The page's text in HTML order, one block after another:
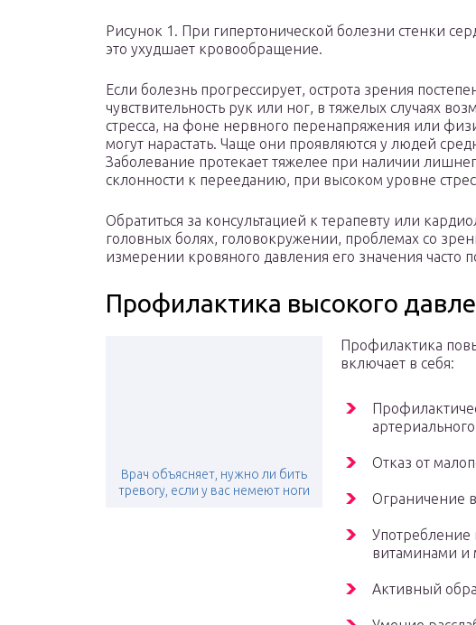
Рисунок 1. При гипертонической болезни стенки
это ухудшает кровообращение.
Если болезнь прогрессирует, острота зрения
чувствительность рук или ног, в тяжелых случаях
стресса, на фоне нервного перенапряжения или
могут нарастать. Чаще они проявляются у людей
Заболевание протекает тяжелее при наличии
склонности к перееданию, при высоком уровне
Обратиться за консультацией к терапевту или
головных болях, головокружении, проблемах со
измерении кровяного давления его значения часто
Профилактика высокого
Врач объясняет, нужно ли бить
тревогу, если у вас немеют ноги
Профилактика
включает в себя:
Отказ от
Ограничение
Употребление
витаминами и
Активный